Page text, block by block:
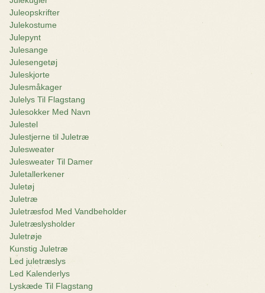
Juleopskrifter
Julekostume
Julepynt
Julesange
Julesengetøj
Juleskjorte
Julesmåkager
Julelys Til Flagstang
Julesokker Med Navn
Julestel
Julestjerne til Juletræ
Julesweater
Julesweater Til Damer
Juletallerkener
Juletøj
Juletræ
Juletræsfod Med Vandbeholder
Juletræslysholder
Juletrøje
Kunstig Juletræ
Led juletræslys
Led Kalenderlys
Lyskæde Til Flagstang